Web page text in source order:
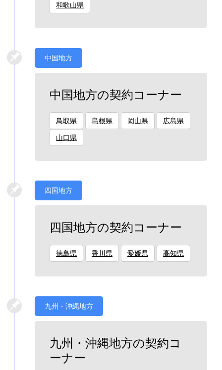
和歌山県
中国地方
中国地方の契約コーナー
鳥取県 島根県 岡山県 広島県
山口県
四国地方
四国地方の契約コーナー
徳島県 香川県 愛媛県 高知県
九州・沖縄地方
九州・沖縄地方の契約コ
ーナー